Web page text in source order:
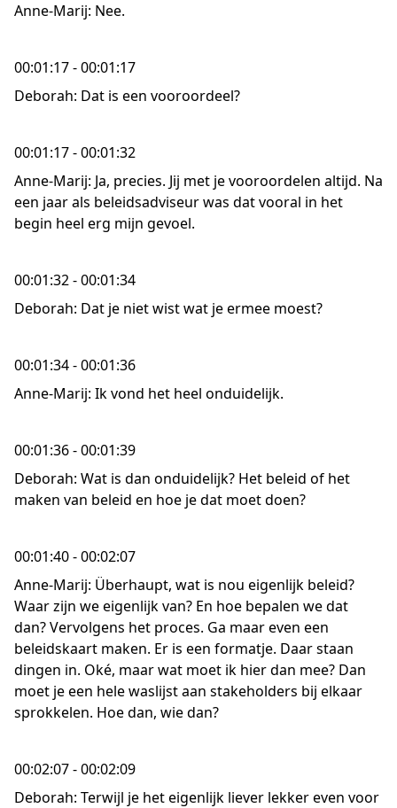
Anne-Marij: Nee.
00:01:17 - 00:01:17
Deborah: Dat is een vooroordeel?
00:01:17 - 00:01:32
Anne-Marij: Ja, precies. Jij met je vooroordelen altijd. Na
een jaar als beleidsadviseur was dat vooral in het
begin heel erg mijn gevoel.
00:01:32 - 00:01:34
Deborah: Dat je niet wist wat je ermee moest?
00:01:34 - 00:01:36
Anne-Marij: Ik vond het heel onduidelijk.
00:01:36 - 00:01:39
Deborah: Wat is dan onduidelijk? Het beleid of het
maken van beleid en hoe je dat moet doen?
00:01:40 - 00:02:07
Anne-Marij: Überhaupt, wat is nou eigenlijk beleid?
Waar zijn we eigenlijk van? En hoe bepalen we dat
dan? Vervolgens het proces. Ga maar even een
beleidskaart maken. Er is een formatje. Daar staan
dingen in. Oké, maar wat moet ik hier dan mee? Dan
moet je een hele waslijst aan stakeholders bij elkaar
sprokkelen. Hoe dan, wie dan?
00:02:07 - 00:02:09
Deborah: Terwijl je het eigenlijk liever lekker even voor